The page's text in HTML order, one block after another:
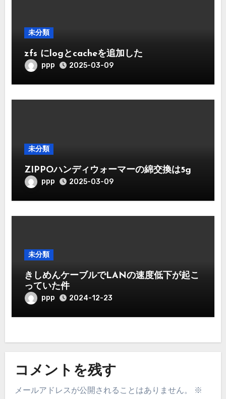
未分類
zfs にlogとcacheを追加した
ppp 2025-03-09
未分類
ZIPPOハンディウォーマーの綿交換は5g
ppp 2025-03-09
未分類
きしめんケーブルでLANの速度低下が起こ
っていた件
ppp 2024-12-23
コメントを残す
メールアドレスが公開されることはありません。
※